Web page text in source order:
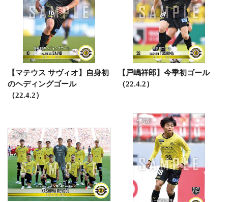
【マテウス サヴィオ】自身初
のヘディングゴール
（22.4.2）
【戸嶋祥郎】今季初ゴール
（22.4.2）